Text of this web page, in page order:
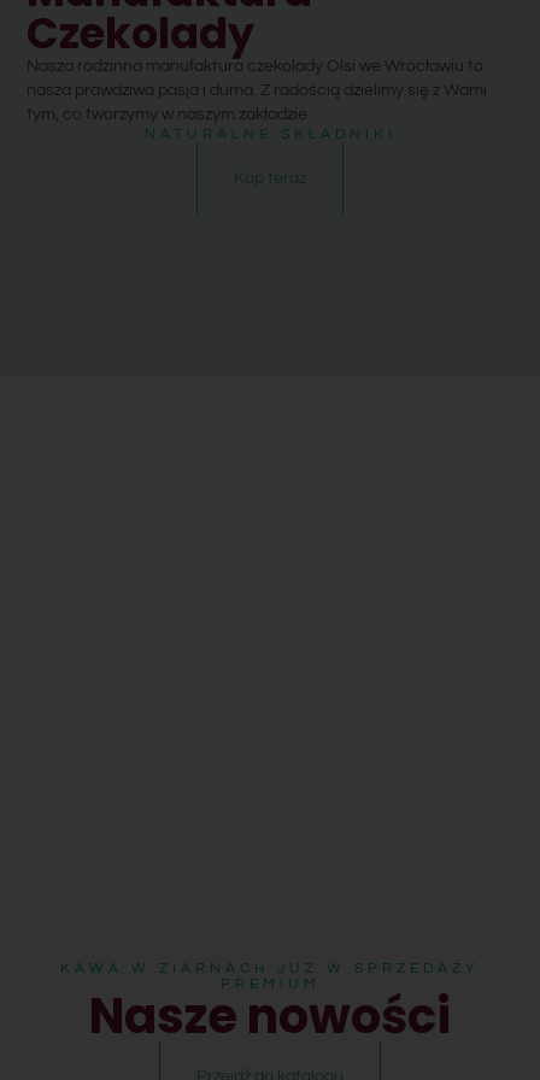
Czekolady
Nasza rodzinna manufaktura czekolady Olsi we Wrocławiu to
nasza prawdziwa pasja i duma. Z radością dzielimy się z Wami
tym, co tworzymy w naszym zakładzie.
NATURALNE SKŁADNIKI
Kup teraz
KAWA W ZIARNACH JUŻ W SPRZEDAŻY
PREMIUM
Nasze nowości
Przejdź do katalogu